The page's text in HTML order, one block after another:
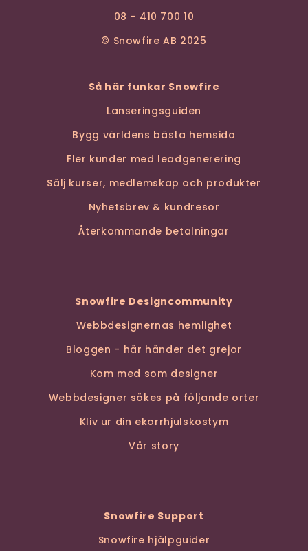
08 - 410 700 10
© Snowfire AB 2025
Så här funkar Snowfire
Lanseringsguiden
Bygg världens bästa hemsida
Fler kunder med leadgenerering
Sälj kurser, medlemskap och produkter
Nyhetsbrev & kundresor
Återkommande betalningar
Snowfire Designcommunity
Webbdesignernas hemlighet
Bloggen - här händer det grejor
Kom med som designer
Webbdesigner sökes på följande orter
Kliv ur din ekorrhjulskostym
Vår story
Snowfire Support
Snowfire hjälpguider